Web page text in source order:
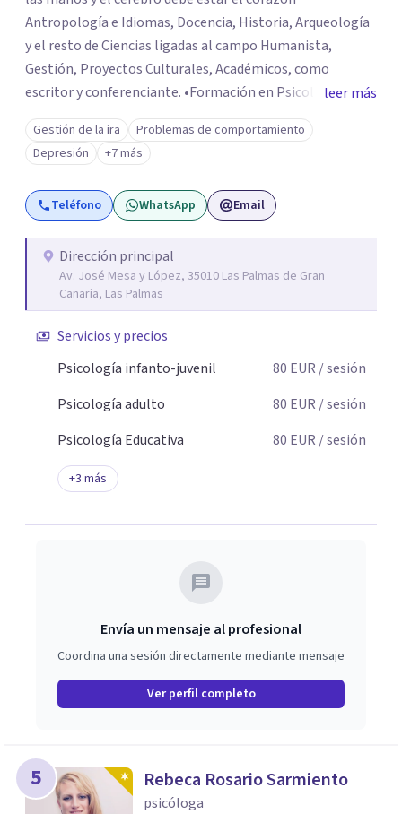
Antropología e Idiomas, Docencia, Historia, Arqueología
y el resto de Ciencias ligadas al campo Humanista,
Gestión, Proyectos Culturales, Académicos, como
escritor y conferenciante. •Formación en Psicología
Cognitivo-Conductual, Gestalt,
Conductista/Experimental, Terapia Sistémica,
Psychologie des Profondeurs/Psicoanálisis/Analítica, C.
Post-racionalista, Psicología Social y de las
Organizaciones Español, English, Italiano, Português,
leer más
Gestión de la ira
Problemas de comportamiento
Depresión
+7 más
Teléfono WhatsApp Email
Dirección principal
Av. José Mesa y López, 35010 Las Palmas de Gran
Canaria, Las Palmas
Servicios y precios
Psicología infanto-juvenil
80 EUR / sesión
Psicología adulto
80 EUR / sesión
Psicología Educativa
80 EUR / sesión
+3 más
Envía un mensaje al profesional
Coordina una sesión directamente mediante mensaje
Ver perfil completo
5 Rebeca Rosario Sarmiento
psicóloga